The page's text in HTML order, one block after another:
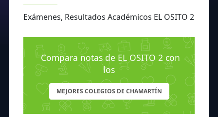
Exámenes, Resultados Académicos EL OSITO 2
Compara notas de EL OSITO 2 con
los
MEJORES COLEGIOS DE CHAMARTÍN